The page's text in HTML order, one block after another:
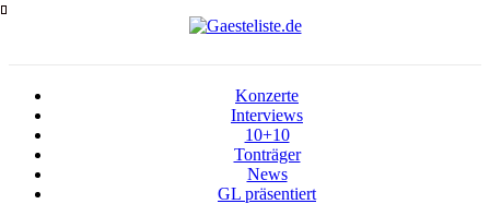
Konzerte
Interviews
10+10
Tonträger
News
GL präsentiert